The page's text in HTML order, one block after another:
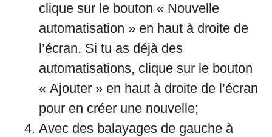
clique sur le bouton « Nouvelle
automatisation » en haut à droite de
l’écran. Si tu as déjà des
automatisations, clique sur le bouton
« Ajouter » en haut à droite de l’écran
pour en créer une nouvelle;
Avec des balayages de gauche à